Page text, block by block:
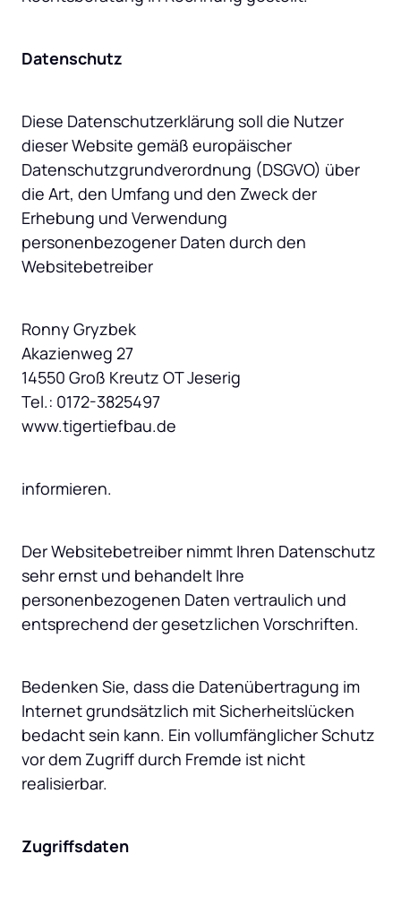
Datenschutz
Diese Datenschutzerklärung soll die Nutzer
dieser Website gemäß europäischer
Datenschutzgrundverordnung (DSGVO) über
die Art, den Umfang und den Zweck der
Erhebung und Verwendung
personenbezogener Daten durch den
Websitebetreiber
Ronny Gryzbek
Akazienweg 27
14550 Groß Kreutz OT Jeserig
Tel.: 0172-3825497
www.tigertiefbau.de
informieren.
Der Websitebetreiber nimmt Ihren Datenschutz
sehr ernst und behandelt Ihre
personenbezogenen Daten vertraulich und
entsprechend der gesetzlichen Vorschriften.
Bedenken Sie, dass die Datenübertragung im
Internet grundsätzlich mit Sicherheitslücken
bedacht sein kann. Ein vollumfänglicher Schutz
vor dem Zugriff durch Fremde ist nicht
realisierbar.
Zugriffsdaten